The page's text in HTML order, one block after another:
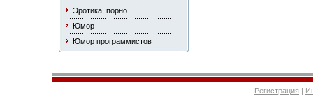
Эротика, порно
Юмор
Юмор программистов
Регистрация |